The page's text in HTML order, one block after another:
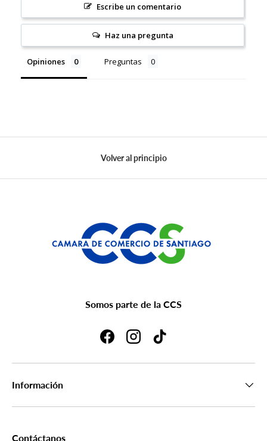
Escribe un comentario
Haz una pregunta
Opiniones Preguntas
Volver al principio
Somos parte de la CCS
FacebookInstagramTikTok
Información
Contáctanos